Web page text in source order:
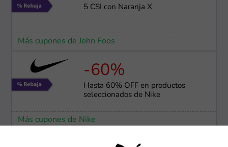
5 CSI con Naranja X
Más cupones de John Foos
-60%
Hasta 60% OFF en productos
seleccionados de Nike
Más cupones de Nike